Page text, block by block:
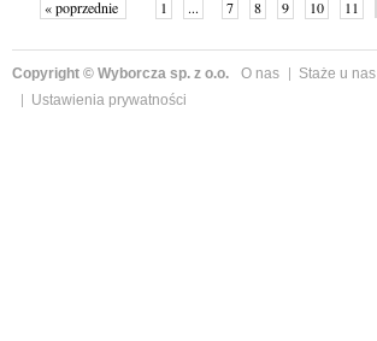
« poprzednie 1 ... 7 8 9 10 11
Copyright © Wyborcza sp. z o.o. O nas Staże u nas
Ustawienia prywatności